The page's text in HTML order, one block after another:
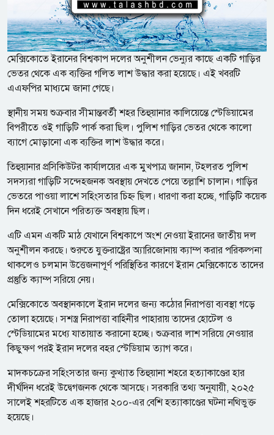
মেক্সিকোতে ইরানের বিশ্বকাপ দলের অনুশীলন ভেন্যুর কাছে একটি গাড়ির
ভেতর থেকে এক ব্যক্তির গলিত লাশ উদ্ধার করা হয়েছে। এই খবরটি
এএফপির মাধ্যমে জানা গেছে।
স্থানীয় সময় শুক্রবার সীমান্তবর্তী শহর তিহুয়ানার কালিয়েন্তে স্টেডিয়ামের
বিপরীতে ওই গাড়িটি পার্ক করা ছিল। পুলিশ গাড়ির ভেতর থেকে কালো
ব্যাগে মোড়ানো এক ব্যক্তির লাশ উদ্ধার করে।
তিহুয়ানার প্রসিকিউটর কার্যালয়ের এক মুখপাত্র জানান, টহলরত পুলিশ
সদস্যরা গাড়িটি সন্দেহজনক অবস্থায় দেখতে পেয়ে তল্লাশি চালান। গাড়ির
ভেতরে পাওয়া লাশে সহিংসতার চিহ্ন ছিল। ধারণা করা হচ্ছে, গাড়িটি কয়েক
দিন ধরেই সেখানে পরিত্যক্ত অবস্থায় ছিল।
এটি এমন একটি মাঠ যেখানে বিশ্বকাপে অংশ নেওয়া ইরানের জাতীয় দল
অনুশীলন করছে। শুরুতে যুক্তরাষ্ট্রের অ্যারিজোনায় ক্যাম্প করার পরিকল্পনা
থাকলেও চলমান উত্তেজনাপূর্ণ পরিস্থিতির কারণে ইরান মেক্সিকোতে তাদের
প্রস্তুতি ক্যাম্প সরিয়ে নেয়।
মেক্সিকোতে অবস্থানকালে ইরান দলের জন্য কঠোর নিরাপত্তা ব্যবস্থা গড়ে
তোলা হয়েছে। সশস্ত্র নিরাপত্তা বাহিনীর পাহারায় তাদের হোটেল ও
স্টেডিয়ামের মধ্যে যাতায়াত করানো হচ্ছে। শুক্রবার লাশ সরিয়ে নেওয়ার
কিছুক্ষণ পরই ইরান দলের বহর স্টেডিয়াম ত্যাগ করে।
মাদকচক্রের সহিংসতার জন্য কুখ্যাত তিহুয়ানা শহরে হত্যাকাণ্ডের হার
দীর্ঘদিন ধরেই উদ্বেগজনক থেকে আসছে। সরকারি তথ্য অনুযায়ী, ২০২৫
সালেই শহরটিতে এক হাজার ২০০-এর বেশি হত্যাকাণ্ডের ঘটনা নথিভুক্ত
হয়েছে।